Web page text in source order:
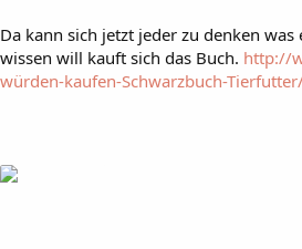
Da kann sich jetzt jeder zu denken
wissen will kauft sich das Buch. http://
würden-kaufen-Schwarzbuch-